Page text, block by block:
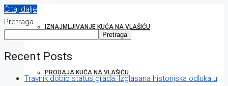
IZNAJMLJIVANJE KUĆA NA VLAŠIĆU
PRODAJA KUĆA NA VLAŠIĆU
Čitaj dalje
Pretraga
Pretraga
Recent Posts
Travnik dobio status grada: Izglasana historijska odluka u